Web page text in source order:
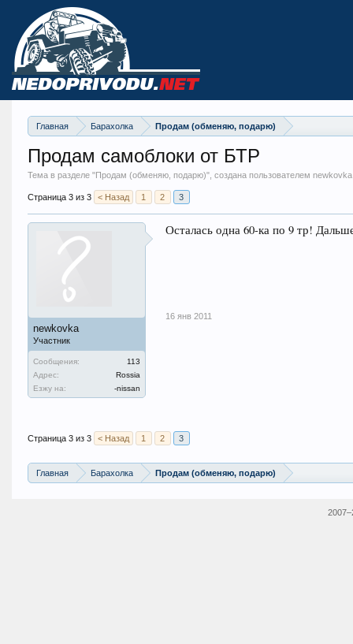
Главная Барахолка Продам (обменяю, подарю)
Продам самоблоки от БТР
Тема в разделе "Продам (обменяю, подарю)", создана пользователем
Страница 3 из 3 < Назад 1 2 3
newkovka
Участник
Сообщения:
113
Адрес:
Rossia
Езжу на:
-nissan
Осталась одна 60-ка по 9 тр!
16 янв 2011
Страница 3 из 3 < Назад 1 2 3
Главная Барахолка Продам (обменяю, подарю)
2007–